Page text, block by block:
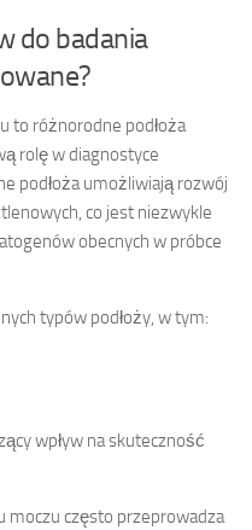
do badania
to różnorodne podłoża
rolę w diagnostyce
podłoża umożliwiają rozwój
co jest niezwykle
obecnych w próbce
typów podłoży, w tym:
wpływ na skuteczność
moczu często przeprowadza